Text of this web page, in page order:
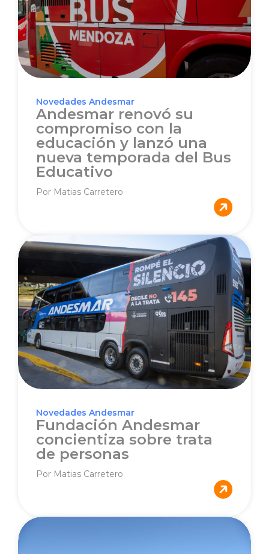
Novedades Andesmar
Andesmar renovó su
compromiso con la
educación y lanzó una
nueva temporada del Bus
Educativo
Por Matias Carretero
Novedades Andesmar
Fundación Andesmar
concientiza sobre trata
de personas
Por Matias Carretero